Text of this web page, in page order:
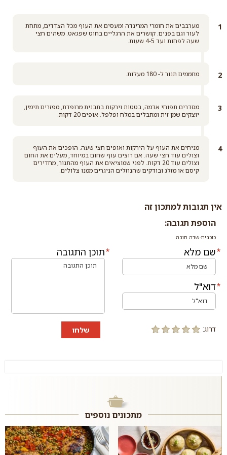
מערבבים את חומרי המרינדה ומעסים את העוף מכל הצדדים, מתחת
לעור וגם בפנים. קושרים את הרגליים בחוט שפגאט. משהים חצי
שעה לפחות ועד 4-5 שעות.
מחממים תנור ל- 180 מעלות.
מסדרים תפוחי אדמה, בטטות וירקות בתבנית מרופדת, מפזרים תימין,
יוצקים שמן זית ומתבלים במלח ופלפל. אופים 20 דקות.
מניחים את העוף על הירקות ואופים חצי שעה. הופכים את העוף
וצולים עוד חצי שעה. אם רוצים עוף שחום במיוחד, מעלים את החום
וצולים עוד 20 דקות. לפני שמוציאים את העוף מהתנור, מחדירים
קיסם או מזלג ובודקים שהנוזלים הניגרים ממנו צלולים.
אין תגובות למתכון זה
הוספת תגובה:
כוכבית-שדה חובה
שם מלא
דוא"ל
תוכן התגובה
דרוג: שלחו
מתכונים נוספים